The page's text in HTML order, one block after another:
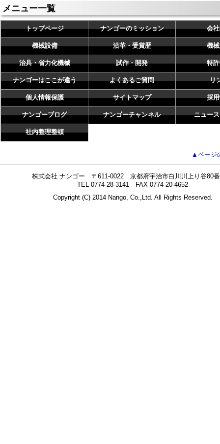
メニュー一覧
トップページ ナンゴーのミッション 会
機械設備 沿革・受賞歴 機
治具・省力化機械 試作・開発 特
ナンゴーはここが違う よくあるご質問 リ
個人情報保護 サイトマップ 採
ナンゴーブログ ナンゴーチャンネル ニュー
社内整理整頓
▲ページ
株式会社 ナンゴー 〒611-0022 京都府宇治市白川川上り谷80
TEL 0774-28-3141 FAX 0774-20-4652
Copyright (C) 2014 Nango, Co.,Ltd. All Rights Reserved.